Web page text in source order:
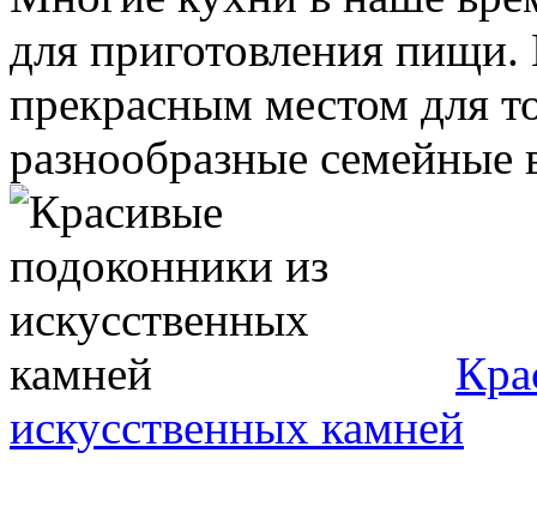
для приготовления пищи.
прекрасным местом для
разнообразные семейные
искусственных камней